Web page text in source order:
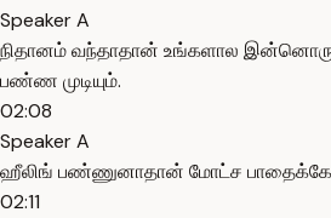
Speaker A
நிதானம் வந்தாதான் உங்களால
பண்ண முடியும்.
02:08
Speaker A
ஹீலிங் பண்ணுனாதான் மோட்ச பாதைக்கே
02:11